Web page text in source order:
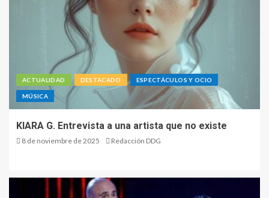
ACTUALIDAD DESTACADO ESPECTÁCULOS Y OCIO
MÚSICA
KIARA G. Entrevista a una artista que no existe
8 de noviembre de 2025 Redacción DDG